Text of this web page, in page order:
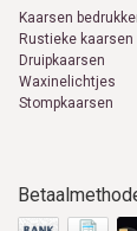
Kaarsen
Rustieke kaarsen
Druipkaarsen
Waxinelichtjes
Stompkaarsen